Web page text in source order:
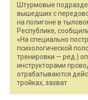
Штурмовые
вышедших с
на полигоне в
Республике,
«На специально
психологической
тренировки — ред.)
инструкторами
отрабатываются
тройках, захват